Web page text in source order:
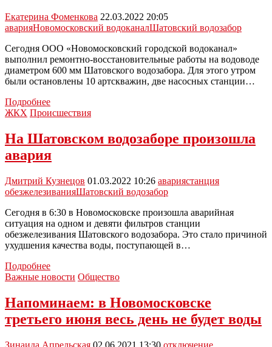
Екатерина Фоменкова 22.03.2022 20:05
аварияНовомосковский водоканалШатовский водозабор
Сегодня ООО «Новомосковский городской водоканал»
выполнил ремонтно-восстановительные работы на водоводе
диаметром 600 мм Шатовского водозабора. Для этого утром
были остановлены 10 артскважин, две насосных станции…
ПодробнееНовомосковский
водоканал
на
водоводе
водозабора
ЖКХ Происшествия
На Шатовском водозаборе произошла
авария
Дмитрий Кузнецов 01.03.2022 10:26 авариястанция
обезжелезиванияШатовский водозабор
Сегодня в 6:30 в Новомосковске произошла аварийная
ситуация на одном и девяти фильтров станции
обезжелезивания Шатовского водозабора. Это стало причиной
ухудшения качества воды, поступающей в…
ПодробнееНа
Шатовском
авария
Важные новости Общество
Напоминаем: в Новомосковске
третьего июня весь день не будет воды
Зинаида Апрельская 02.06.2021 13:30 отключение